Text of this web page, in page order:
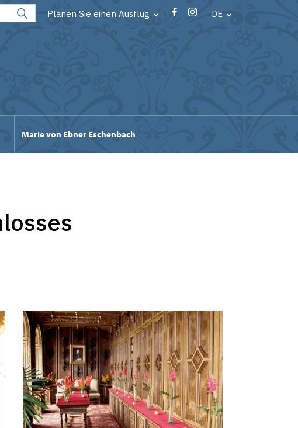
Planen Sie einen Ausflug DE
Marie von Ebner Eschenbach